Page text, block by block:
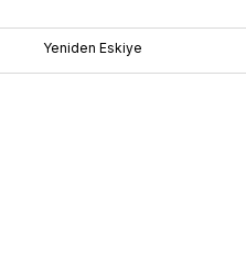
Yeniden Eskiye